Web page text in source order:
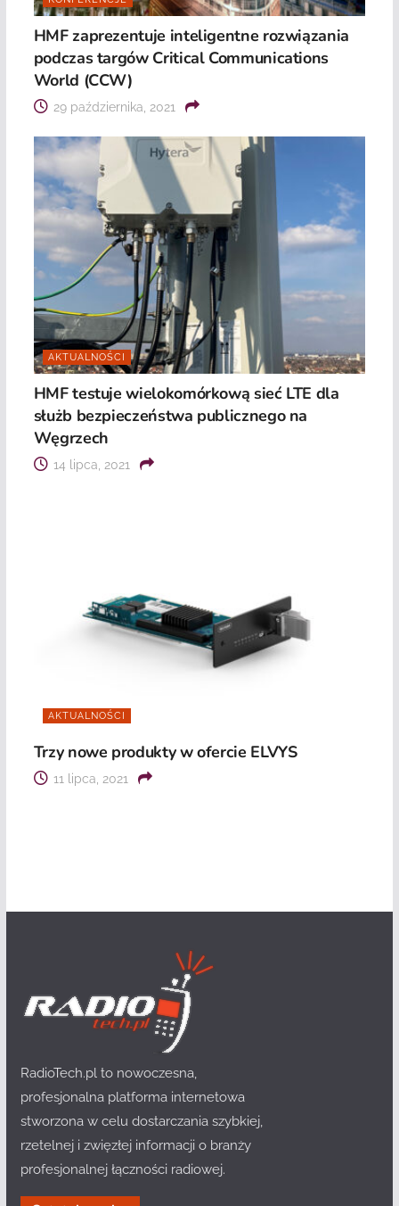
HMF zaprezentuje inteligentne rozwiązania
podczas targów Critical Communications
World (CCW)
29 października, 2021
AKTUALNOŚCI
HMF testuje wielokomórkową sieć LTE dla
służb bezpieczeństwa publicznego na
Węgrzech
14 lipca, 2021
AKTUALNOŚCI
Trzy nowe produkty w ofercie ELVYS
11 lipca, 2021
RadioTech.pl to nowoczesna,
profesjonalna platforma internetowa
stworzona w celu dostarczania szybkiej,
rzetelnej i zwięzłej informacji o branży
profesjonalnej łączności radiowej.